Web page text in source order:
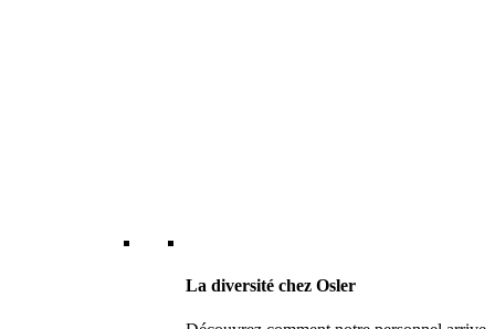
La diversité chez Osler